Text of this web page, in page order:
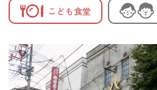
探す
こどもの居場所マップ
フードパントリーマップ
地域ネットワークの紹介
バーチャルユースセンター
こども食堂